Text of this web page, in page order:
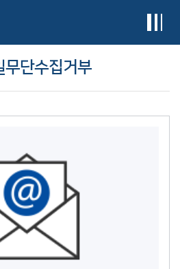
무단수집거부